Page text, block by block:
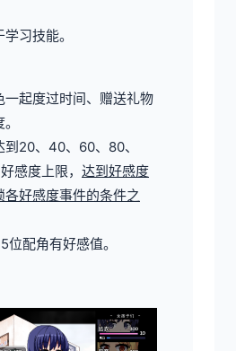
习技能。
一起度过时间、赠送礼物
到20、40、60、80、
感度上限， 达到好感度
各好感度事件的条件之
位配角有好感值。